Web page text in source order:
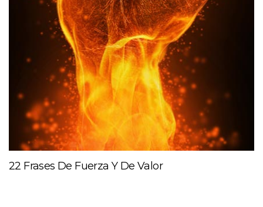
22 Frases De Fuerza Y De Valor